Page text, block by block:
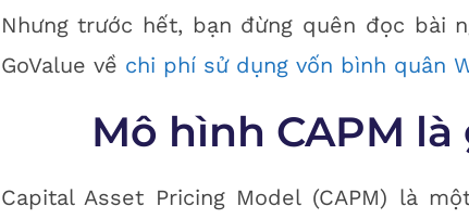
Nhưng trước hết, bạn đừng quên đọc bài
GoValue về chi phí sử dụng vốn bình quân
Mô hình CAPM là
Capital Asset Pricing Model (CAPM) là